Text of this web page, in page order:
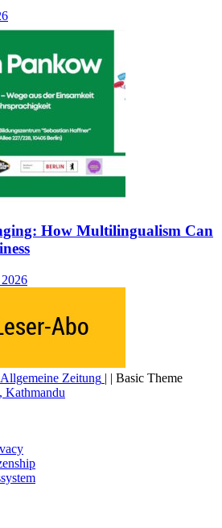
How Multilingualism Can
Zeitung | | Basic Theme
Kathmandu